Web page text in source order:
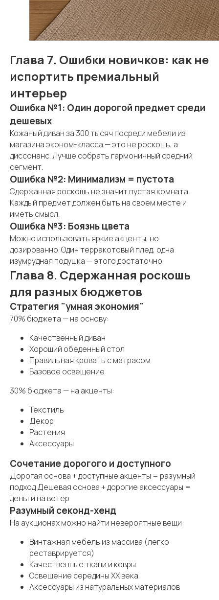
Глава 7. Ошибки новичков: как не
испортить премиальный
интерьер
Ошибка №1: Один дорогой предмет среди
дешевых
Кожаный диван за 300 тысяч посреди мебели из
магазина эконом-класса — это не роскошь, а
диссонанс. Лучше собрать гармоничный средний
сегмент.
Ошибка №2: Минимализм = пустота
Сдержанная роскошь не значит пустая комната.
Каждый предмет должен быть на своем месте и
иметь смысл.
Ошибка №3: Боязнь цвета
Можно использовать яркие акценты, но
дозированно. Один терракотовый плед, одна
изумрудная подушка — этого достаточно.
Глава 8. Сдержанная роскошь
для разных бюджетов
Стратегия "умная экономия"
70% бюджета — на основу:
Качественный диван
Хороший обеденный стол
Правильная кровать с матрасом
Базовое освещение
30% бюджета — на акценты:
Текстиль
Декор
Растения
Аксессуары
Сочетание дорогого и доступного
Дорогая основа + доступные акценты = разумный
подход Дешевая основа + дорогие аксессуары =
деньги на ветер
Разумный секонд-хенд
На аукционах можно найти невероятные вещи:
Винтажная мебель из массива (легко
реставрируется)
Качественные ткани и ковры
Освещение середины XX века
Аксессуары из натуральных материалов